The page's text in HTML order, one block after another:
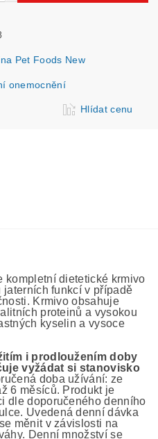
Pet Foods New
onemocnění
Hlídat cenu
kompletní dietetické krmivo
jaterních funkcí v případě
Krmivo obsahuje
proteinů a vysokou
kyselin a vysoce
i prodloužením doby
vyžádat si stanovisko
doba užívání: ze
6 měsíců. Produkt je
dle doporučeného denního
Uvedená denní dávka
měnit v závislosti na
Denní množství se